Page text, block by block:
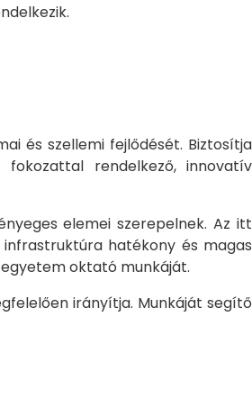
és szellemi fejlődését. Biztosítja
rendelkező, innovatív
elemei szerepelnek. Az itt
hatékony és magas
oktató munkáját.
irányítja. Munkáját segítő